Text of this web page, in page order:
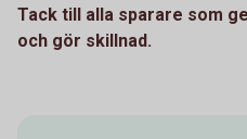
Tack till alla sparare som
och gör skillnad.